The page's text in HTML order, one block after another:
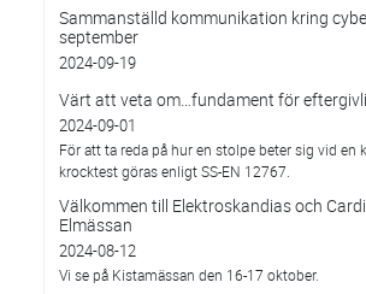
Sammanställd kommunikation kring
september
2024-09-19
Värt att veta om…fundament för
2024-09-01
För att ta reda på hur en stolpe beter sig vid en
krocktest göras enligt SS-EN 12767.
Välkommen till Elektroskandias och
Elmässan
2024-08-12
Vi se på Kistamässan den 16-17 oktober.